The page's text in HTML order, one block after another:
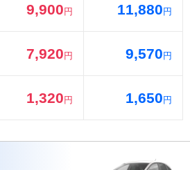
9,900円 11,880円
7,920円 9,570円
1,320円 1,650円